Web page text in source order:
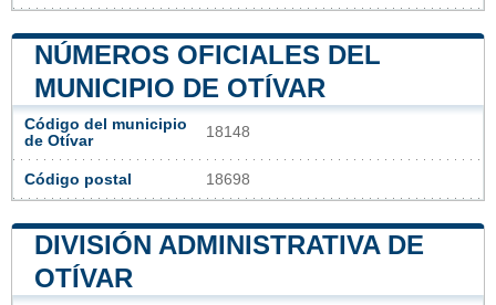
NÚMEROS OFICIALES DEL
MUNICIPIO DE OTÍVAR
Código del municipio
de Otívar
18148
Código postal 18698
DIVISIÓN ADMINISTRATIVA DE
OTÍVAR